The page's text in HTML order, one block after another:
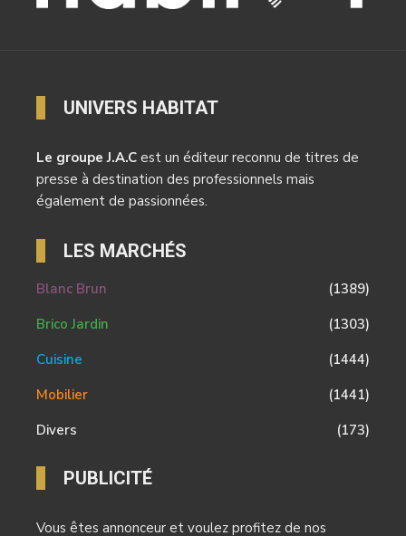
UNIVERS HABITAT
Le groupe J.A.C est un éditeur reconnu de titres de
presse à destination des professionnels mais
également de passionnées.
LES MARCHÉS
Blanc Brun
(1389)
Brico Jardin
(1303)
Cuisine
(1444)
Mobilier
(1441)
Divers
(173)
PUBLICITÉ
Vous êtes annonceur et voulez profitez de nos